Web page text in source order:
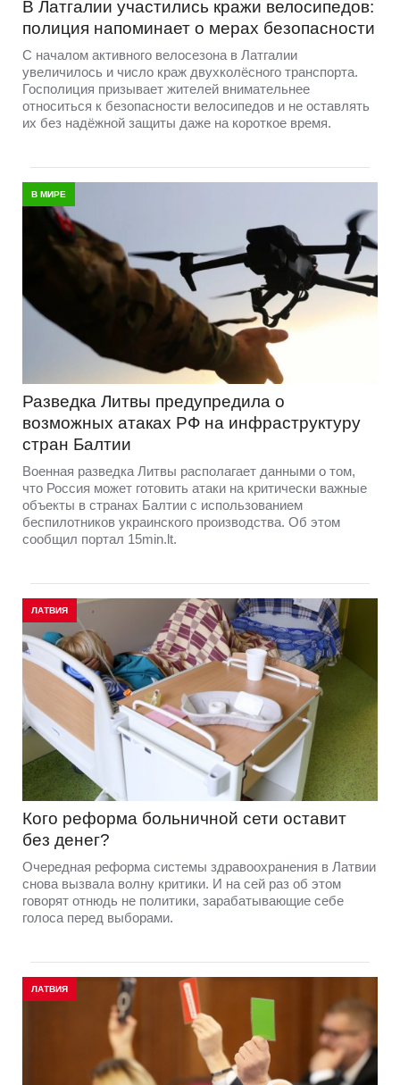
В Латгалии участились кражи велосипедов:
полиция напоминает о мерах безопасности
С началом активного велосезона в Латгалии
увеличилось и число краж двухколёсного транспорта.
Госполиция призывает жителей внимательнее
относиться к безопасности велосипедов и не оставлять
их без надёжной защиты даже на короткое время.
В МИРЕ
Разведка Литвы предупредила о
возможных атаках РФ на инфраструктуру
стран Балтии
Военная разведка Литвы располагает данными о том,
что Россия может готовить атаки на критически важные
объекты в странах Балтии с использованием
беспилотников украинского производства. Об этом
сообщил портал 15min.lt.
ЛАТВИЯ
Кого реформа больничной сети оставит
без денег?
Очередная реформа системы здравоохранения в Латвии
снова вызвала волну критики. И на сей раз об этом
говорят отнюдь не политики, зарабатывающие себе
голоса перед выборами.
ЛАТВИЯ